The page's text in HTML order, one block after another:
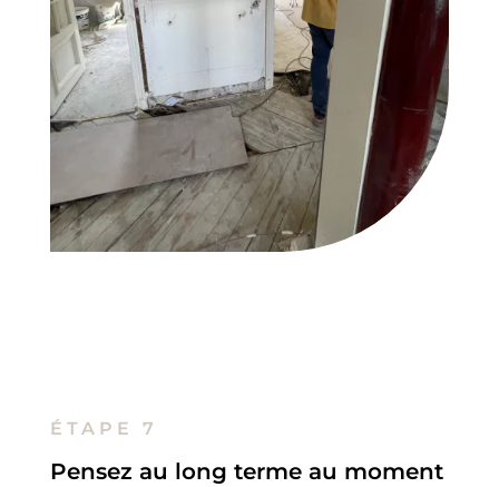
ÉTAPE 7
Pensez au long terme au moment